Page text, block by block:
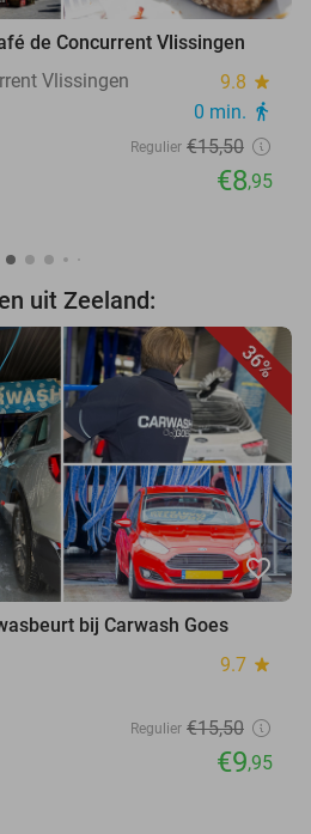
de Concurrent Vlissingen
Vlissingen
9.8 star
0 min. directions_walk
Regulier €15,50
€8,95
uit Zeeland:
36%
favorite_border
bij Carwash Goes
9.7 star
Regulier €15,50
€9,95